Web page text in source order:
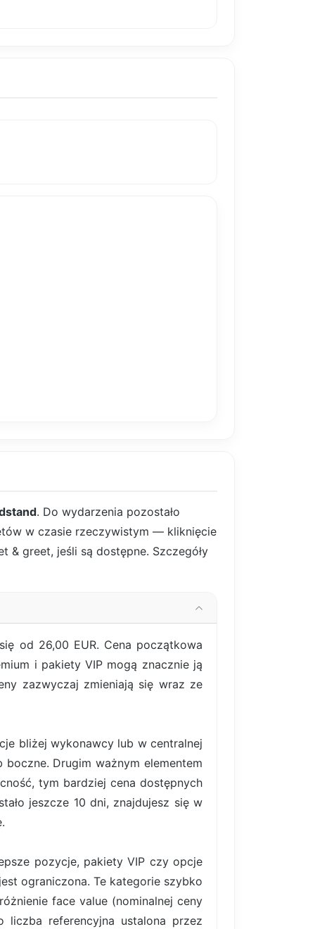
. Do wydarzenia pozostało
w czasie rzeczywistym — kliknięcie
greet, jeśli są dostępne. Szczegóły
od 26,00 EUR. Cena początkowa
i pakiety VIP mogą znacznie ją
zazwyczaj zmieniają się wraz ze
bliżej wykonawcy lub w centralnej
Drugim ważnym elementem
tym bardziej cena dostępnych
jeszcze 10 dni, znajdujesz się w
pozycje, pakiety VIP czy opcje
ograniczona. Te kategorie szybko
face value (nominalnej ceny
referencyjna ustalona przez